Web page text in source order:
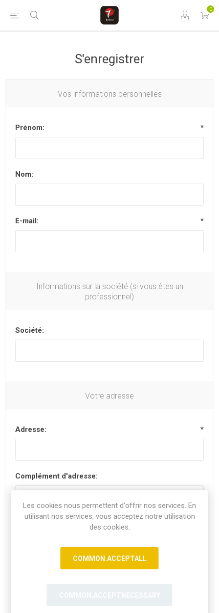
0
S'enregistrer
Vos informations personnelles
Prénom: *
Nom:
E-mail: *
Informations sur la société (si vous êtes un
professionnel)
Société:
Votre adresse
Adresse: *
Complément d'adresse:
Les cookies nous permettent d'offrir nos services. En
utilisant nos services, vous acceptez notre utilisation
des cookies.
COMMON.ACCEPTALL